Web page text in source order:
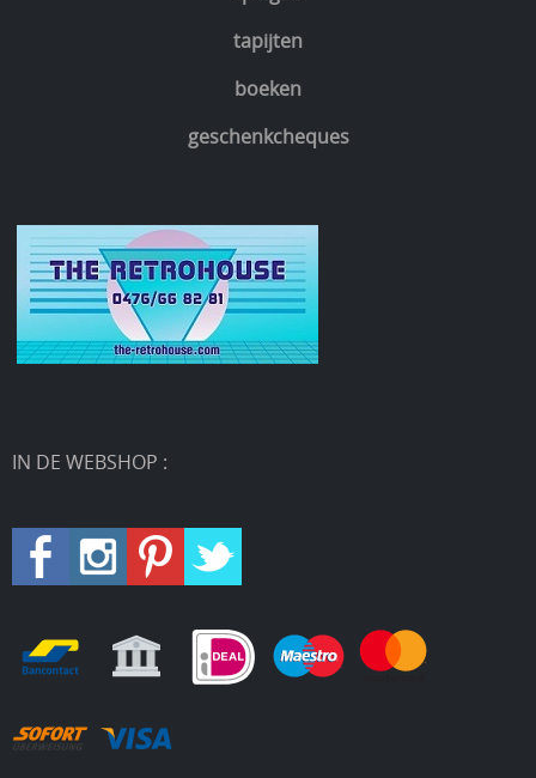
tapijten
boeken
geschenkcheques
IN DE WEBSHOP :